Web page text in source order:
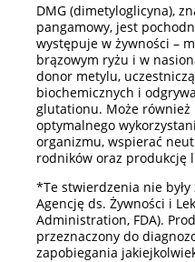
DMG (dimetyloglicyna),
pangamowy, jest
występuje w żywności –
brązowym ryżu i w
donor metylu,
biochemicznych i
glutationu. Może również
optymalnego
organizmu, wspierać
rodników oraz produkcję
*Te stwierdzenia nie
Agencję ds. Żywności i
Administration, FDA).
przeznaczony do
zapobiegania